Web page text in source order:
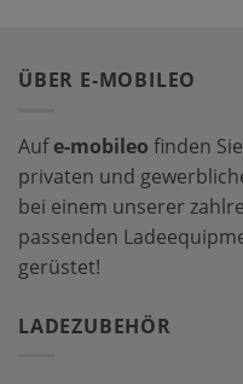
ÜBER E-MOBILEO
Aufe-mobileo finden
privaten und
bei einem unserer
passenden
gerüstet!
LADEZUBEHÖR